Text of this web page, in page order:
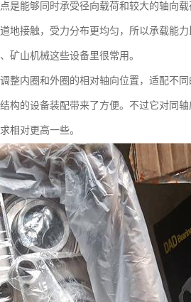
是能够同时承受径向载荷和较大的轴向
地接触，受力分布更均匀，所以承载能
矿山机械这些设备里很常用。
整内圈和外圈的相对轴向位置，适配不
构的设备装配带来了方便。不过它对同
相对更高一些。